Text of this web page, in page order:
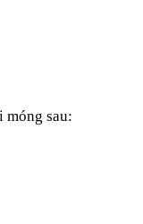
móng sau: